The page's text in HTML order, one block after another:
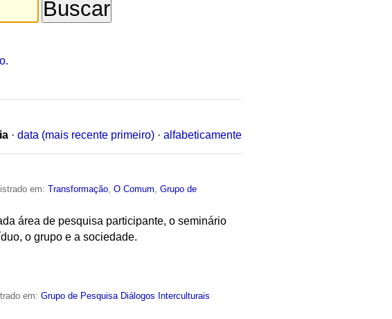
· data (mais recente primeiro) · alfabeticamente
em:Transformação ,O Comum ,Grupo de
área de pesquisa participante, o seminário
o grupo e a sociedade.
em:Grupo de Pesquisa Diálogos Interculturais